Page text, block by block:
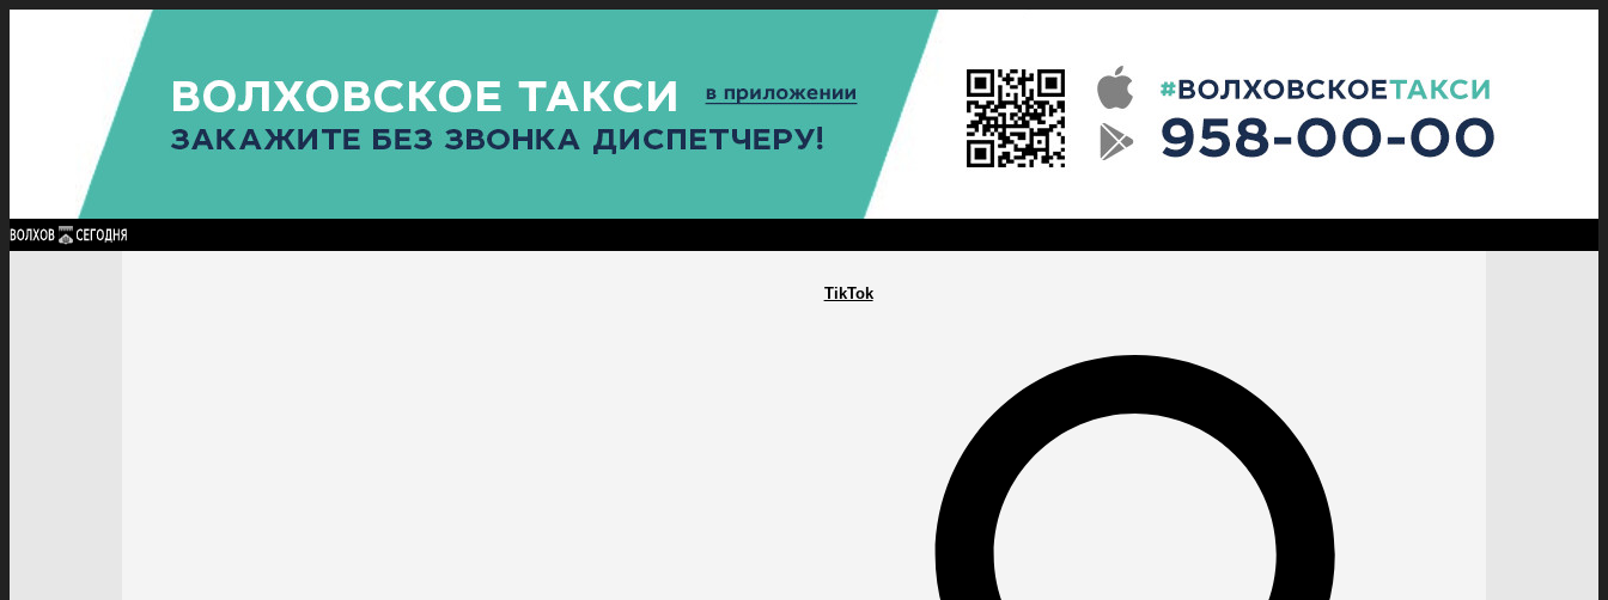
TikTok
ГЛАВНАЯ ПОЛИТИКАПРОИСШЕСТВИЯПРОКУРАТУРА СПОРТ КУЛЬТУРАПОСЕЛЕНИЯ ГЛАВНАЯ
ПОЛИТИКА
КУЛЬТУРА
ПОСЕЛЕНИЯ